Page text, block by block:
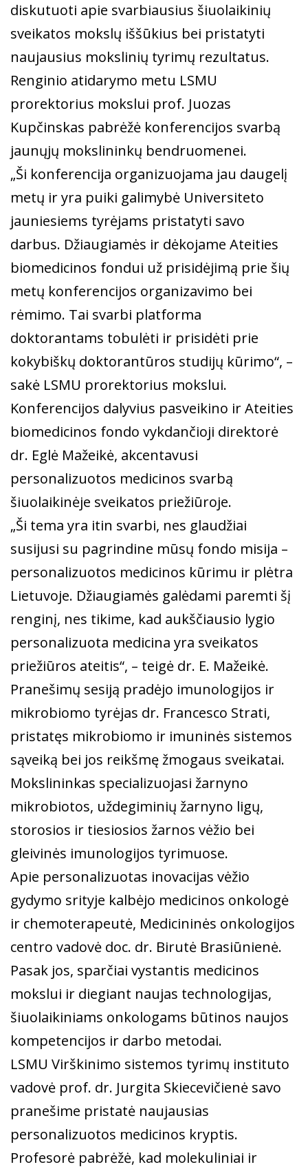
diskutuoti apie svarbiausius šiuolaikinių
sveikatos mokslų iššūkius bei pristatyti
naujausius mokslinių tyrimų rezultatus.
Renginio atidarymo metu LSMU
prorektorius mokslui prof. Juozas
Kupčinskas pabrėžė konferencijos svarbą
jaunųjų mokslininkų bendruomenei.
„Ši konferencija organizuojama jau daugelį
metų ir yra puiki galimybė Universiteto
jauniesiems tyrėjams pristatyti savo
darbus. Džiaugiamės ir dėkojame Ateities
biomedicinos fondui už prisidėjimą prie šių
metų konferencijos organizavimo bei
rėmimo. Tai svarbi platforma
doktorantams tobulėti ir prisidėti prie
kokybiškų doktorantūros studijų kūrimo“, –
sakė LSMU prorektorius mokslui.
Konferencijos dalyvius pasveikino ir Ateities
biomedicinos fondo vykdančioji direktorė
dr. Eglė Mažeikė, akcentavusi
personalizuotos medicinos svarbą
šiuolaikinėje sveikatos priežiūroje.
„Ši tema yra itin svarbi, nes glaudžiai
susijusi su pagrindine mūsų fondo misija –
personalizuotos medicinos kūrimu ir plėtra
Lietuvoje. Džiaugiamės galėdami paremti šį
renginį, nes tikime, kad aukščiausio lygio
personalizuota medicina yra sveikatos
priežiūros ateitis“, – teigė dr. E. Mažeikė.
Pranešimų sesiją pradėjo imunologijos ir
mikrobiomo tyrėjas dr. Francesco Strati,
pristatęs mikrobiomo ir imuninės sistemos
sąveiką bei jos reikšmę žmogaus sveikatai.
Mokslininkas specializuojasi žarnyno
mikrobiotos, uždegiminių žarnyno ligų,
storosios ir tiesiosios žarnos vėžio bei
gleivinės imunologijos tyrimuose.
Apie personalizuotas inovacijas vėžio
gydymo srityje kalbėjo medicinos onkologė
ir chemoterapeutė, Medicininės onkologijos
centro vadovė doc. dr. Birutė Brasiūnienė.
Pasak jos, sparčiai vystantis medicinos
mokslui ir diegiant naujas technologijas,
šiuolaikiniams onkologams būtinos naujos
kompetencijos ir darbo metodai.
LSMU Virškinimo sistemos tyrimų instituto
vadovė prof. dr. Jurgita Skiecevičienė savo
pranešime pristatė naujausias
personalizuotos medicinos kryptis.
Profesorė pabrėžė, kad molekuliniai ir